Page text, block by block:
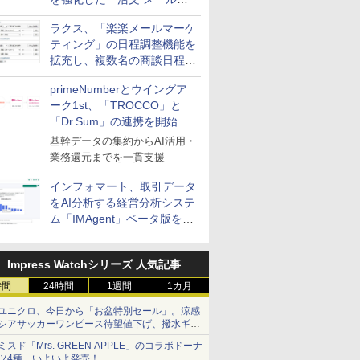
送信防止アドインサービス」
を提供
ラクス、「楽楽メールマーケ
ティング」の日程調整機能を
拡充し、複数名の商談日程調
整を効率化
primeNumberとウイングア
ーク1st、「TROCCO」と
「Dr.Sum」の連携を開始
基幹データの集約からAI活用・
業務還元までを一貫支援
インフォマート、取引データ
をAI分析する経営分析システ
ム「IMAgent」ベータ版を提
Impress Watchシリーズ 人気記事
24時間 1週間 1カ月
ニクロ、今日から「お盆特別セール」。涼感
アサッカーワンピース待望値下げ、撥水ギア
ョーツは1990円に
スド「Mrs. GREEN APPLE」のコラボドーナ